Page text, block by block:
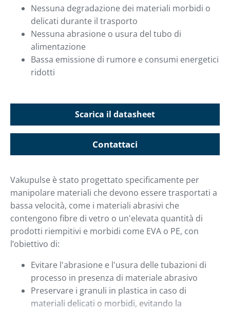
Nessuna degradazione dei materiali morbidi o
delicati durante il trasporto
Nessuna abrasione o usura del tubo di
alimentazione
Bassa emissione di rumore e consumi energetici
ridotti
Scarica il datasheet
Contattaci
Vakupulse è stato progettato specificamente per
manipolare materiali che devono essere trasportati a
bassa velocità, come i materiali abrasivi che
contengono fibre di vetro o un'elevata quantità di
prodotti riempitivi e morbidi come EVA o PE, con
l’obiettivo di:
Evitare l'abrasione e l'usura delle tubazioni di
processo in presenza di materiale abrasivo
Preservare i granuli in plastica in caso di
materiali delicati o morbidi, evitando la